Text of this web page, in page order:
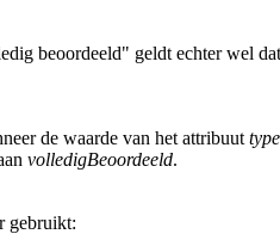
beoordeeld" geldt echter wel
de waarde van het attribuut
volledigBeoordeeld.
gebruikt: